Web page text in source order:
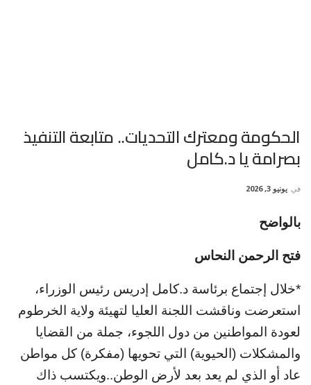
الحكومة ومعترك التحديات.. متابعة التنفيذ
بصرامة يا د.كامل
في يونيو 3, 2026
بالواضح
فتح الرحمن النحاس
*خلال إجتماع برئاسة د.كامل إدريس رئيس الوزراء،
استعرضت وناقشت اللجنة العليا لتهيئة ولاية الخرطوم
لعودة المواطنين من دول اللجوء، جملة من القضايا
والمشكلات (الحيوية) التي تحويها (مفكرة) كل مواطن
عاد أو الذي لم يعد بعد لأرض الوطن..ويكتسب ذاك